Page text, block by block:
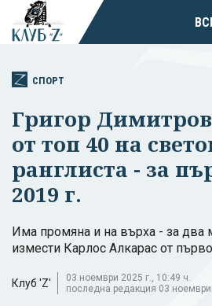
СПОРТ
Григор
от топ 40 на
ранглиста - за
2019 г.
Има промяна и на върха - за два
измести Карлос Алкарас от
Клуб 'Z'
03 ноември 2025 г., 10:49 ч.
последна редакция 03 ноември